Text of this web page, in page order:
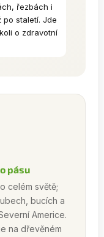
řezbách i
staletí. Jde
o zdravotní
pásu
celém světě;
bucích a
Americe.
na dřevěném